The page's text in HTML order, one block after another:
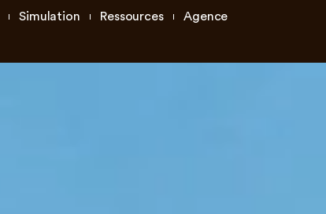
Simulation Ressources Agence